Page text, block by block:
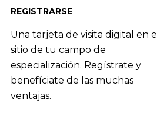
REGISTRARSE
Una tarjeta de visita digital en el
sitio de tu campo de
especialización. Regístrate y
benefíciate de las muchas
ventajas.